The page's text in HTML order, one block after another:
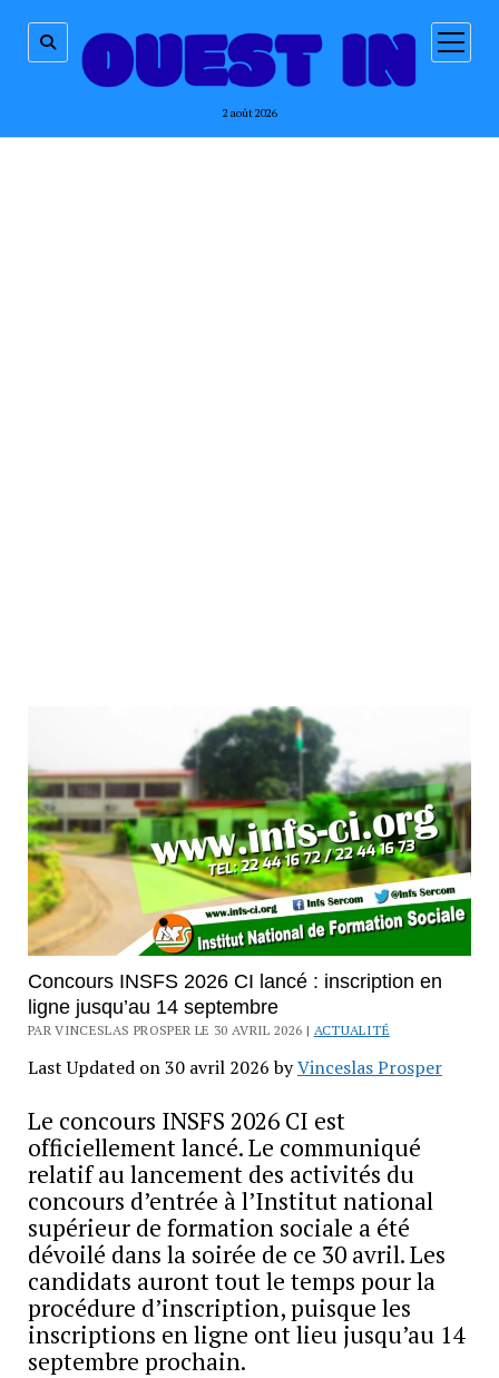
2 août 2026
ouvrir
menu
Concours INSFS 2026 CI lancé : inscription en
ligne jusqu’au 14 septembre
PAR VINCESLAS PROSPER LE 30 AVRIL 2026 | ACTUALITÉ
Last Updated on 30 avril 2026 byVinceslas Prosper
Le concours INSFS 2026 CI est
officiellement lancé. Le communiqué
relatif au lancement des activités du
concours d’entrée à l’Institut national
supérieur de formation sociale a été
dévoilé dans la soirée de ce 30 avril. Les
candidats auront tout le temps pour la
procédure d’inscription, puisque les
inscriptions en ligne ont lieu jusqu’au 14
septembre prochain.